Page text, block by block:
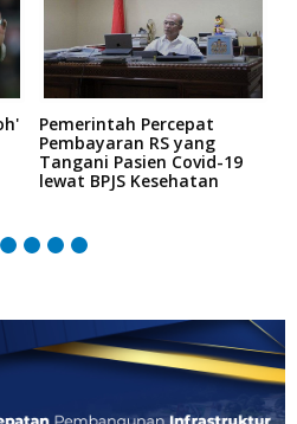
Pemerintah Percepat
Pembayaran RS yang
Tangani Pasien Covid-19
lewat BPJS Kesehatan